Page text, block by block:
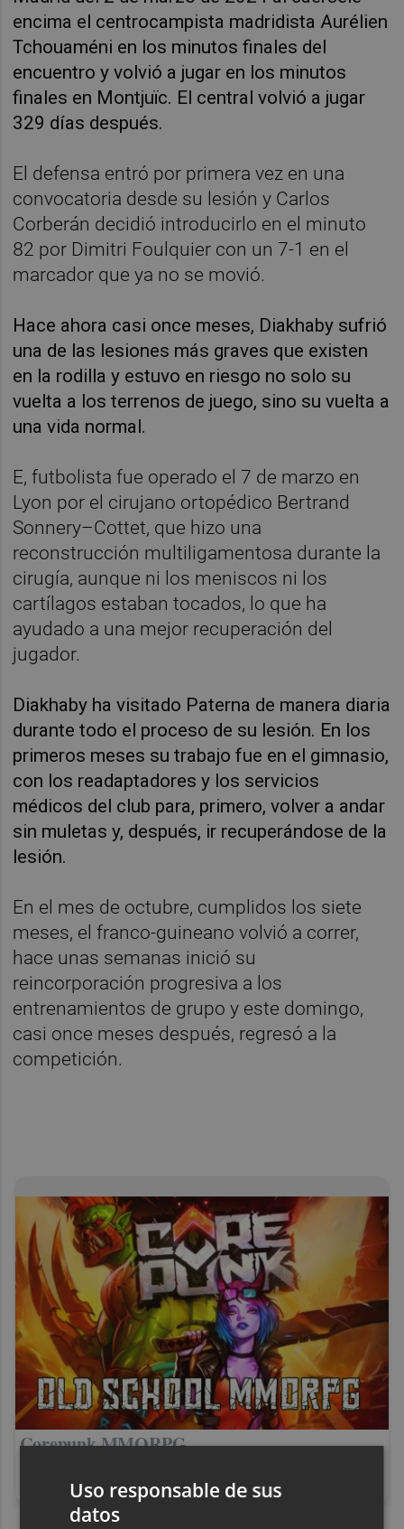
encima el centrocampista madridista Aurélien
Tchouaméni en los minutos finales del
encuentro y volvió a jugar en los minutos
finales en Montjuïc. El central volvió a jugar
329 días después.
El defensa entró por primera vez en una
convocatoria desde su lesión y Carlos
Corberán decidió introducirlo en el minuto
82 por Dimitri Foulquier con un 7-1 en el
marcador que ya no se movió.
Hace ahora casi once meses, Diakhaby sufrió
una de las lesiones más graves que existen
en la rodilla y estuvo en riesgo no solo su
vuelta a los terrenos de juego, sino su vuelta a
una vida normal.
E, futbolista fue operado el 7 de marzo en
Lyon por el cirujano ortopédico Bertrand
Sonnery–Cottet, que hizo una
reconstrucción multiligamentosa durante la
cirugía, aunque ni los meniscos ni los
cartílagos estaban tocados, lo que ha
ayudado a una mejor recuperación del
jugador.
Diakhaby ha visitado Paterna de manera diaria
durante todo el proceso de su lesión. En los
primeros meses su trabajo fue en el gimnasio,
con los readaptadores y los servicios
médicos del club para, primero, volver a andar
sin muletas y, después, ir recuperándose de la
lesión.
En el mes de octubre, cumplidos los siete
meses, el franco-guineano volvió a correr,
hace unas semanas inició su
reincorporación progresiva a los
entrenamientos de grupo y este domingo,
casi once meses después, regresó a la
competición.
Corepunk MMORPG
¡Cómo los de antes, pero mejor!
Uso responsable de sus
datos